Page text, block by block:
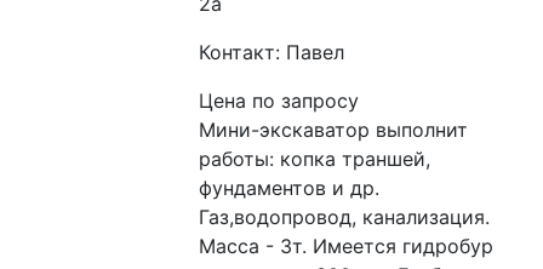
Контакт: Павел
Цена по запросу
Мини-экскаватор выполнит
работы: копка траншей,
фундаментов и др.
Газ,водопровод, канализация.
Масса - 3т. Имеется гидробур